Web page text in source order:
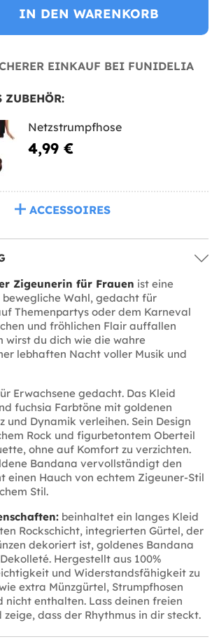
IN DEN WARENKORB
EINKAUF BEI FUNIDELIA
ZUBEHÖR:
Netzstrumpfhose
4,99 €
ACCESSOIRES
Zigeunerin für Frauen ist eine
Wahl, gedacht für
Themenpartys oder dem Karneval
und fröhlichen Flair auffallen
wirst du dich wie die wahre
lebhaften Nacht voller Musik und
Erwachsene gedacht. Das Kleid
fuchsia Farbtöne mit goldenen
und Dynamik verleihen. Sein Design
Rock und figurbetontem Oberteil
ohne auf Komfort zu verzichten.
Bandana vervollständigt den
einen Hauch von echtem Zigeuner-Stil
Stil.
beinhaltet ein langes Kleid
Rockschicht, integrierten Gürtel, der
dekoriert ist, goldenes Bandana
Hergestellt aus 100%
und Widerstandsfähigkeit zu
extra Münzgürtel, Strumpfhosen
nicht enthalten. Lass deinen freien
zeige, dass der Rhythmus in dir steckt.